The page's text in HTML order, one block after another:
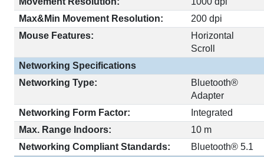
Max&Min Movement Resolution:
200 dpi
Mouse Features:
Horizontal
Scroll
Networking Specifications
Networking Type:
Bluetooth®
Adapter
Networking Form Factor:
Integrated
Max. Range Indoors:
10 m
Networking Compliant Standards:
Bluetooth® 5.1